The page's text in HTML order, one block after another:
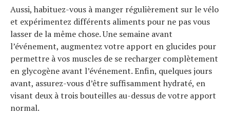
Aussi, habituez-vous à manger régulièrement sur le vélo
et expérimentez différents aliments pour ne pas vous
lasser de la même chose. Une semaine avant
l’événement, augmentez votre apport en glucides pour
permettre à vos muscles de se recharger complètement
en glycogène avant l’événement. Enfin, quelques jours
avant, assurez-vous d’être suffisamment hydraté, en
visant deux à trois bouteilles au-dessus de votre apport
normal.